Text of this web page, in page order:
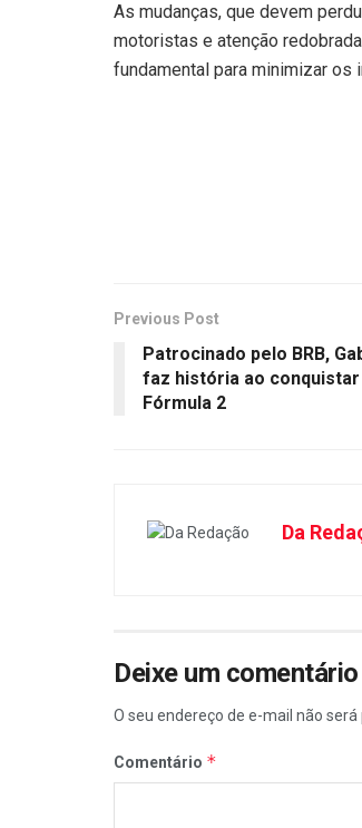
As mudanças, que devem
motoristas e atenção
fundamental para minimizar
Previous Post
Patrocinado pelo BRB,
faz história ao
Fórmula 2
Da
Deixe um comentário
O seu endereço de e-mail não será
Comentário *